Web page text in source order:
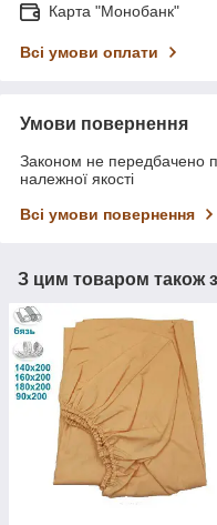
Карта "Монобанк"
Всі умови оплати
Умови повернення
Законом не передбачено
належної якості
Всі умови повернення
З цим товаром також